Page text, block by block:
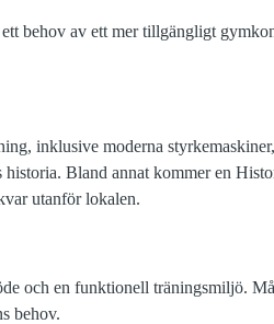
behov av ett mer tillgängligt
inklusive moderna
Bland annat kommer en
utanför lokalen.
och en funktionell träningsmiljö.
behov.